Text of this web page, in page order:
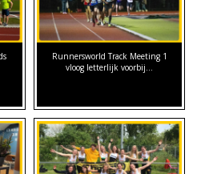
Runnersworld Track Meeting 1
vloog letterlijk voorbij...